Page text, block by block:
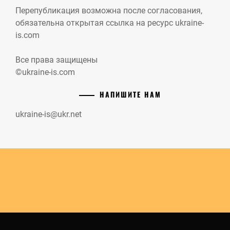
Перепубликация возможна после согласования,
обязательна открытая ссылка на ресурс ukraine-
is.com
Все права защищены
©ukraine-is.com
НАПИШИТЕ НАМ
ukraine-is@ukr.net